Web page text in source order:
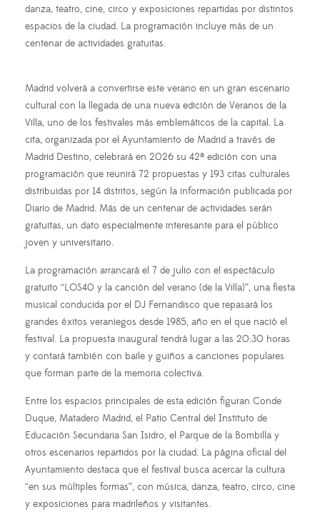
danza, teatro, cine, circo y exposiciones repartidas por distintos
espacios de la ciudad. La programación incluye más de un
centenar de actividades gratuitas.
Madrid volverá a convertirse este verano en un gran escenario
cultural con la llegada de una nueva edición de Veranos de la
Villa, uno de los festivales más emblemáticos de la capital. La
cita, organizada por el Ayuntamiento de Madrid a través de
Madrid Destino, celebrará en 2026 su 42ª edición con una
programación que reunirá 72 propuestas y 193 citas culturales
distribuidas por 14 distritos, según la información publicada por
Diario de Madrid. Más de un centenar de actividades serán
gratuitas, un dato especialmente interesante para el público
joven y universitario.
La programación arrancará el 7 de julio con el espectáculo
gratuito “LOS40 y la canción del verano (de la Villa)”, una fiesta
musical conducida por el DJ Fernandisco que repasará los
grandes éxitos veraniegos desde 1985, año en el que nació el
festival. La propuesta inaugural tendrá lugar a las 20:30 horas
y contará también con baile y guiños a canciones populares
que forman parte de la memoria colectiva.
Entre los espacios principales de esta edición figuran Conde
Duque, Matadero Madrid, el Patio Central del Instituto de
Educación Secundaria San Isidro, el Parque de la Bombilla y
otros escenarios repartidos por la ciudad. La página oficial del
Ayuntamiento destaca que el festival busca acercar la cultura
“en sus múltiples formas”, con música, danza, teatro, circo, cine
y exposiciones para madrileños y visitantes.